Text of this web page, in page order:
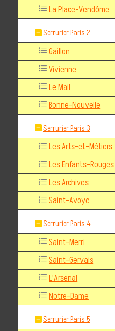
La Place-Vendôme
Serrurier Paris 2
Gaillon
Vivienne
Le Mail
Bonne-Nouvelle
Serrurier Paris 3
Les Arts-et-Métiers
Les Enfants-Rouges
Les Archives
Saint-Avoye
Serrurier Paris 4
Saint-Merri
Saint-Gervais
L'Arsenal
Notre-Dame
Serrurier Paris 5